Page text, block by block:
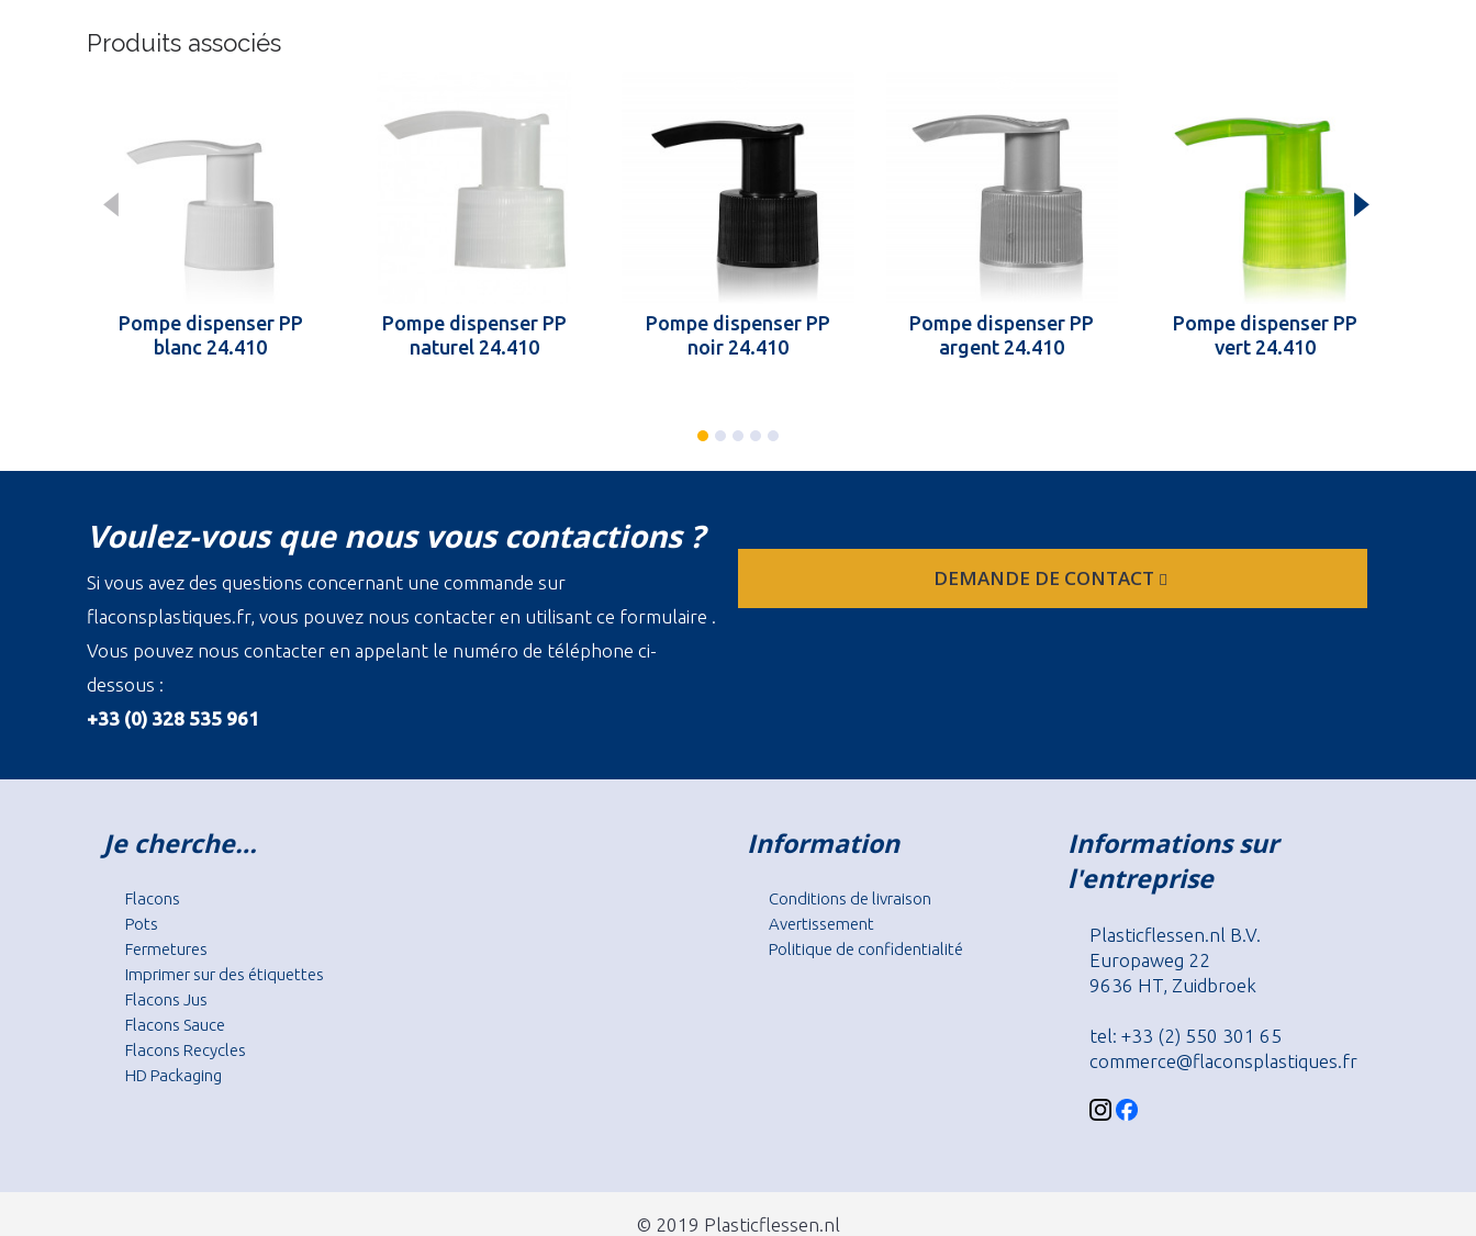
Produits associés
Pompe dispenser PP
blanc 24.410
Pompe dispenser PP
naturel 24.410
Pompe dispenser PP
noir 24.410
Pompe dispenser PP
argent 24.410
Pompe dispenser PP
vert 24.410
Voulez-vous que nous vous contactions ?
Si vous avez des questions concernant une commande sur
flaconsplastiques.fr, vous pouvez nous contacter en utilisant ce formulaire .
Vous pouvez nous contacter en appelant le numéro de téléphone ci-
dessous :
+33 (0) 328 535 961
DEMANDE DE CONTACT
Je cherche…
Flacons
Pots
Fermetures
Imprimer sur des étiquettes
Flacons Jus
Flacons Sauce
Flacons Recycles
HD Packaging
Information
Conditions de livraison
Avertissement
Politique de confidentialité
Informations sur
l'entreprise
Plasticflessen.nl B.V.
Europaweg 22
9636 HT, Zuidbroek
tel: +33 (2) 550 301 65
commerce@flaconsplastiques.fr
© 2019 Plasticflessen.nl